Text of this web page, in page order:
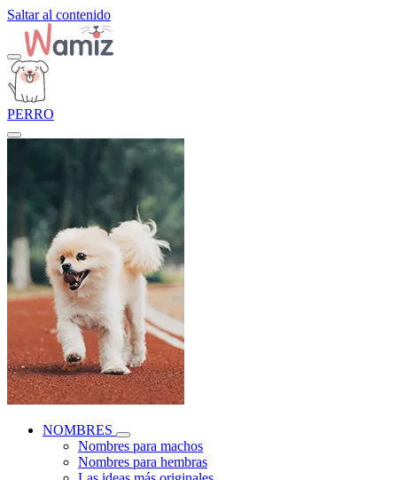
Saltar al contenido
PERRO
NOMBRES
Nombres para machos
Nombres para hembras